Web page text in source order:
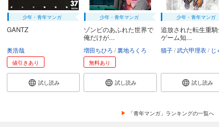
少年・青年マンガ
GANTZ
奥浩哉
値引きあり
試し読み
少年・青年マンガ
ゾンビのあふれた世界で
俺だけが...
増田ちひろ 裏地ろくろ
無料あり
試し読み
少年・青年マンガ
追放された転生重
ゲーム知...
猫子 武六甲理衣 じゃ
試し読み
「青年マンガ」ランキングの一覧へ